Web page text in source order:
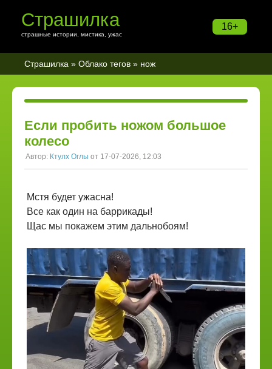
16+
Страшилка
страшные истории, мистика, ужас
Страшилка » Облако тегов » нож
Если пробить ножом большое
колесо
Автор: Ктулх Оглы от 17-07-2026, 12:03
Мстя будет ужасна!
Все как один на баррикады!
Щас мы покажем этим дальнобоям!